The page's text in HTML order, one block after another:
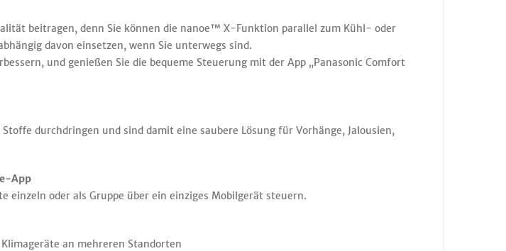
beitragen, denn Sie können die nanoe™ X-Funktion parallel zum Kühl- oder
davon einsetzen, wenn Sie unterwegs sind.
und genießen Sie die bequeme Steuerung mit der App „Panasonic Comfort
durchdringen und sind damit eine saubere Lösung für Vorhänge, Jalousien,
App
einzeln oder als Gruppe über ein einziges Mobilgerät steuern.
an mehreren Standorten